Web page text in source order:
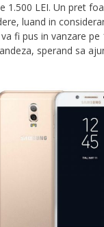
1.500 LEI. Un pret
luand in
fi pus in vanzare pe
sperand sa